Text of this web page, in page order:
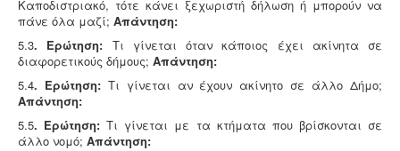
Καποδιστριακό, τότε κάνει ξεχωριστή δήλωση ή μπορούν να
πάνε όλα μαζί; Απάντηση:
5.3. Ερώτηση: Τι γίνεται όταν κάποιος έχει ακίνητα σε
διαφορετικούς δήμους; Απάντηση:
5.4. Ερώτηση:Τι γίνεται αν έχουν ακίνητο σε άλλο Δήμο;
Απάντηση:
5.5. Ερώτηση: Τι γίνεται με τα κτήματα που βρίσκονται σε
άλλο νομό; Απάντηση: